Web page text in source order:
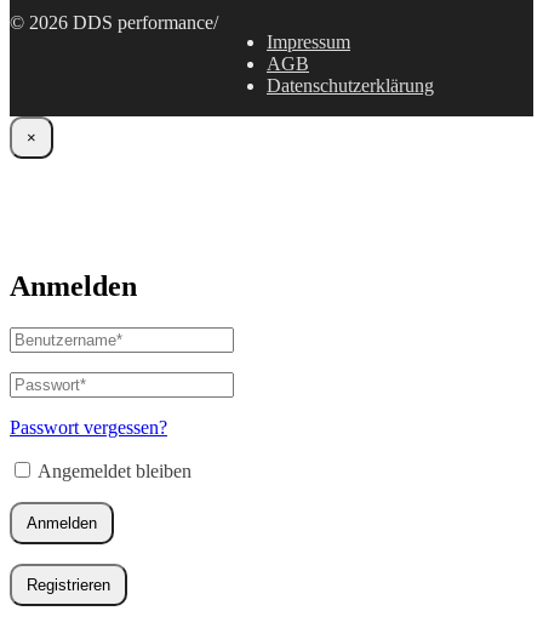
© 2026 DDS performance/
Impressum
AGB
Datenschutzerklärung
×
Anmelden
Benutzername
oder
E-
Mail-
Adresse*
Passwort*
Erforderlich
Passwort vergessen?
Angemeldet bleiben
Anmelden
Registrieren